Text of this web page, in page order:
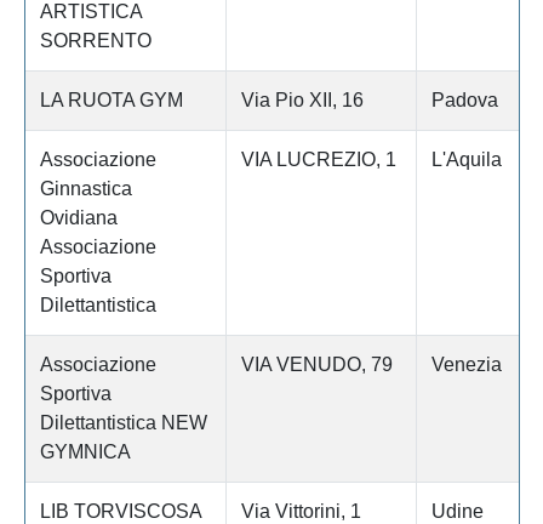
ARTISTICA
SORRENTO
LA RUOTA GYM Via Pio XII, 16 Padova
Associazione
Ginnastica
Ovidiana
Associazione
Sportiva
Dilettantistica
VIA LUCREZIO, 1 L'Aquila
Associazione
Sportiva
Dilettantistica NEW
GYMNICA
VIA VENUDO, 79 Venezia
LIB TORVISCOSA Via Vittorini, 1 Udine